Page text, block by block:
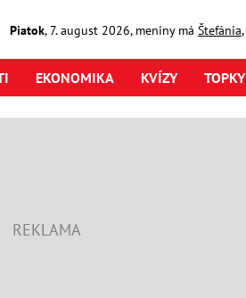
Piatok,7. august2026, meniny má Štefánia
EKONOMIKA KVÍZY